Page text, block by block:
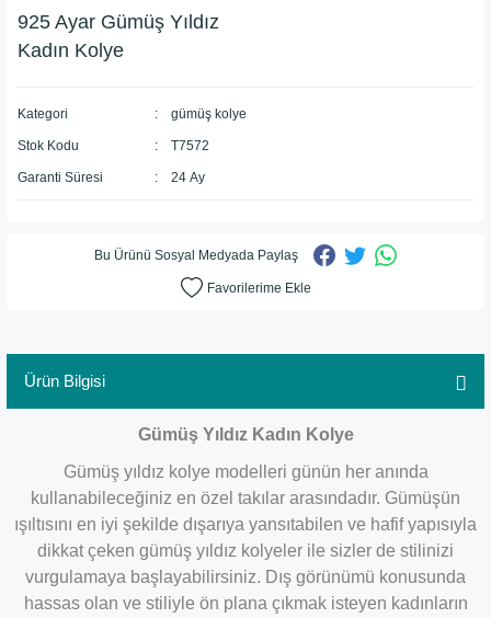
925 Ayar Gümüş Yıldız
Kadın Kolye
Kategori gümüş kolye
Stok Kodu T7572
Garanti Süresi 24 Ay
Bu Ürünü Sosyal Medyada Paylaş
Ürün Bilgisi
Gümüş Yıldız Kadın Kolye
Gümüş yıldız kolye modelleri günün her anında
kullanabileceğiniz en özel takılar arasındadır. Gümüşün
ışıltısını en iyi şekilde dışarıya yansıtabilen ve hafif yapısıyla
dikkat çeken gümüş yıldız kolyeler ile sizler de stilinizi
vurgulamaya başlayabilirsiniz. Dış görünümü konusunda
hassas olan ve stiliyle ön plana çıkmak isteyen kadınların